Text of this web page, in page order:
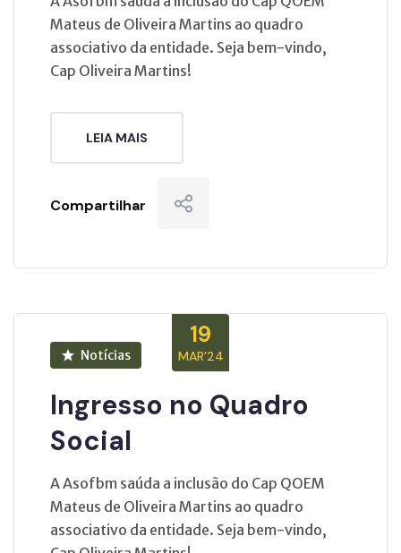
Mateus de Oliveira Martins ao quadro
associativo da entidade. Seja bem-vindo,
Cap Oliveira Martins!
LEIA MAIS
Compartilhar
19
MAR’24
Notícias
Ingresso no Quadro
Social
A Asofbm saúda a inclusão do Cap QOEM
Mateus de Oliveira Martins ao quadro
associativo da entidade. Seja bem-vindo,